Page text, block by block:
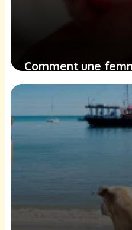
Comment une
sauvé un chaton
12 février 2025